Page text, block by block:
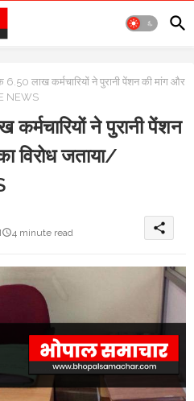
6.50 लाख कर्मचारियों ने पुरानी पेंशन की मांग और
NEWS
ने पुरानी पेंशन
विरोध जताया/
4 minute read share